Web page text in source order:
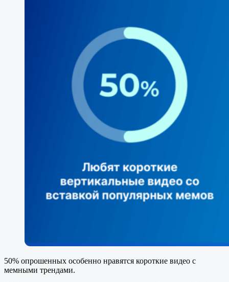
50% опрошенных особенно нравятся короткие видео с
мемными трендами.